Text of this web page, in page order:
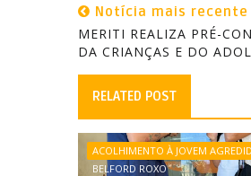
Notícia mais recente
MERITI REALIZA PRÉ-
DA CRIANÇAS E DO
RELATED POST
ACOLHIMENTO À JOVEM
BELFORD ROXO